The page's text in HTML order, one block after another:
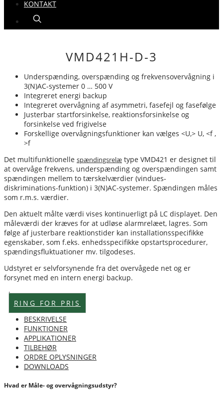
KONTAKT
VMD421H-D-3
Underspænding, overspænding og frekvensovervågning i
3(N)AC-systemer 0 … 500 V
Integreret energi backup
Integreret overvågning af asymmetri, fasefejl og fasefølge
Justerbar startforsinkelse, reaktionsforsinkelse og
forsinkelse ved frigivelse
Forskellige overvågningsfunktioner kan vælges <U,> U, <f ,
>f
Det multifunktionelle spændingsrelæ type VMD421 er designet til
at overvåge frekvens, underspænding og overspændingen samt
spændingen mellem to tærskelværdier (vindues-
diskriminations-funktion) i 3(N)AC-systemer. Spændingen måles
som r.m.s. værdier.
Den aktuelt målte værdi vises kontinuerligt på LC displayet. Den
måleværdi der kræves for at udløse alarmrelæet, lagres. Som
følge af justerbare reaktionstider kan installationsspecifikke
egenskaber, som f.eks. enhedsspecifikke opstartsprocedurer,
spændingsfluktuationer mv. tilgodeses.
Udstyret er selvforsynende fra det overvågede net og er
forsynet med en intern energi backup.
Lagervare
RING FOR PRIS
BESKRIVELSE
FUNKTIONER
APPLIKATIONER
TILBEHØR
ORDRE OPLYSNINGER
DOWNLOADS
Hvad er Måle- og overvågningsudstyr?